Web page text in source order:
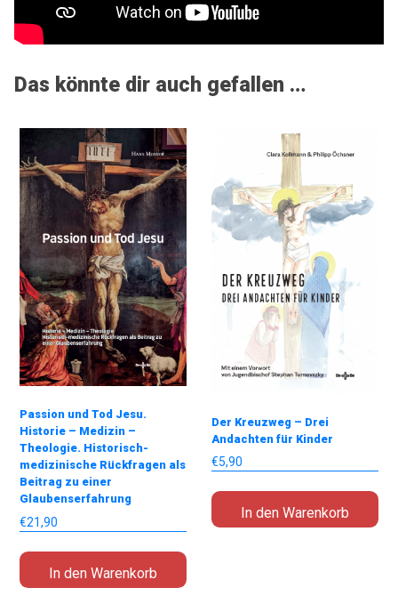
Das könnte dir auch gefallen …
Passion und Tod Jesu.
Historie – Medizin –
Theologie. Historisch-
medizinische Rückfragen als
Beitrag zu einer
Glaubenserfahrung
€21,90
In den Warenkorb
Der Kreuzweg – Drei
Andachten für Kinder
€5,90
In den Warenkorb